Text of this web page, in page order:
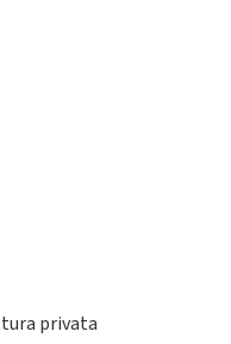
privata